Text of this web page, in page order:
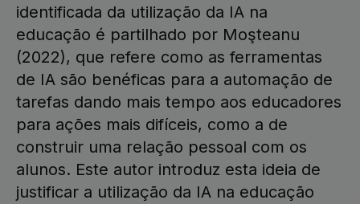
identificada da utilização da IA na
educação é partilhado por Moşteanu
(2022), que refere como as ferramentas
de IA são benéficas para a automação de
tarefas dando mais tempo aos educadores
para ações mais difíceis, como a de
construir uma relação pessoal com os
alunos. Este autor introduz esta ideia de
justificar a utilização da IA na educação